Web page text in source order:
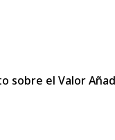
sobre el Valor